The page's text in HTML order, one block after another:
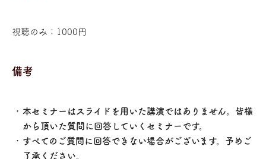
視聴のみ：1000円
備考
本セミナーはスライドを用いた講演ではありません。皆様
から頂いた質問に回答していくセミナーです。
すべてのご質問に回答できない場合がございます。予めご
了承ください。